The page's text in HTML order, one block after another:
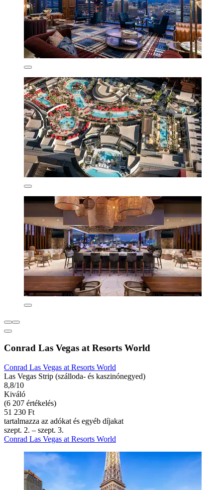
Conrad Las Vegas at Resorts World
Conrad Las Vegas at Resorts World
Las Vegas Strip (szálloda- és kaszinónegyed)
8,8/10
Kiváló
(6 207 értékelés)
51 230 Ft
tartalmazza az adókat és egyéb díjakat
szept. 2. – szept. 3.
Conrad Las Vegas at Resorts World